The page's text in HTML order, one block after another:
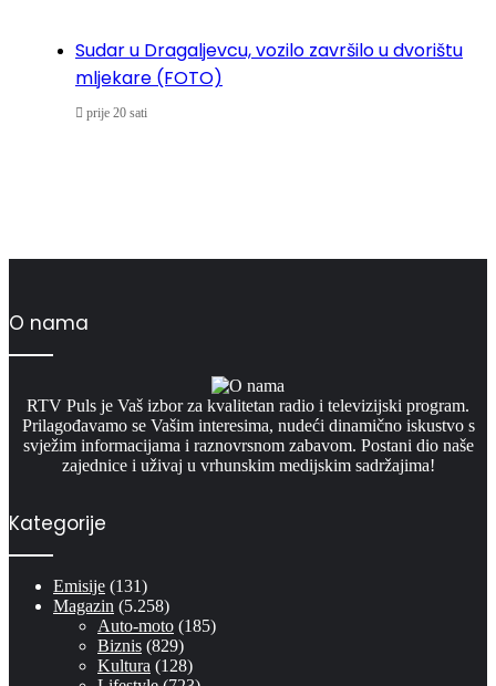
Sudar u Dragaljevcu, vozilo završilo u dvorištu
mljekare (FOTO)
prije 20 sati
O nama
RTV Puls je Vaš izbor za kvalitetan radio i televizijski program.
Prilagođavamo se Vašim interesima, nudeći dinamično iskustvo s
svježim informacijama i raznovrsnom zabavom. Postani dio naše
zajednice i uživaj u vrhunskim medijskim sadržajima!
Kategorije
Emisije (131)
Magazin (5.258)
Auto-moto (185)
Biznis (829)
Kultura (128)